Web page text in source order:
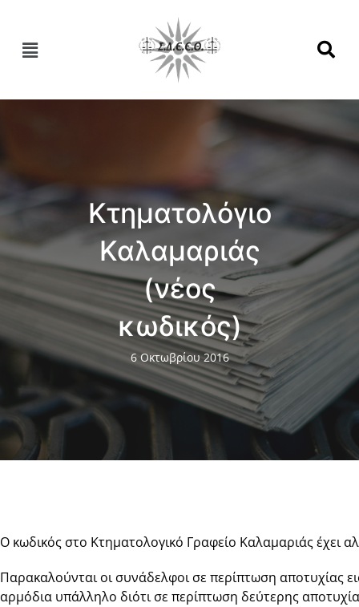
Κτηματολόγιο
Καλαμαριάς
(νέος
κωδικός)
6 Οκτωβρίου 2016
Ο κωδικός στο Κτηματολογικό Γραφείο Καλαμαριάς έχει
Παρακαλούνται οι συνάδελφοι σε περίπτωση αποτυχίας
αρμόδια υπάλληλο διότι σε περίπτωση δεύτερης